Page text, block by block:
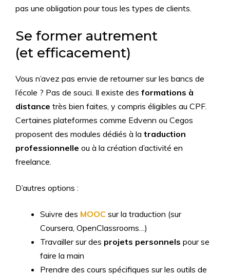
pas une obligation pour tous les types de clients.
Se former autrement
(et efficacement)
Vous n’avez pas envie de retourner sur les bancs de
l’école ? Pas de souci. Il existe des formations à
distance très bien faites, y compris éligibles au CPF.
Certaines plateformes comme Edvenn ou Cegos
proposent des modules dédiés à la traduction
professionnelle ou à la création d’activité en
freelance.
D’autres options :
Suivre des MOOC sur la traduction (sur
Coursera, OpenClassrooms…)
Travailler sur des projets personnels pour se
faire la main
Prendre des cours spécifiques sur les outils de